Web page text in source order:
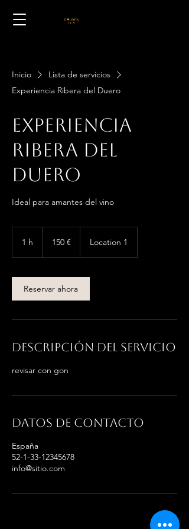
Inicio
Lista de servicios
Experiencia Ribera del Duero
Experiencia
Ribera del
Duero
Ideal para amantes del vino
1 h 150 € Location 1
Reservar ahora
Descripción del servicio
revisar con gon
Datos de contacto
España
52-1-33-12345678
info@sitio.com